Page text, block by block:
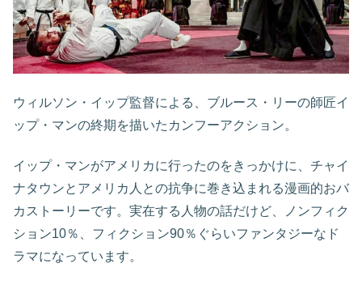
ウィルソン・イップ監督による、ブルース・リーの師匠イ
ップ・マンの終期を描いたカンフーアクション。
イップ・マンがアメリカに行ったのをきっかけに、チャイ
ナタウンとアメリカ人との抗争に巻き込まれる漫画的おバ
カストーリーです。実在する人物の話だけど、ノンフィク
ション10％、フィクション90％ぐらいファンタジーなド
ラマになっています。